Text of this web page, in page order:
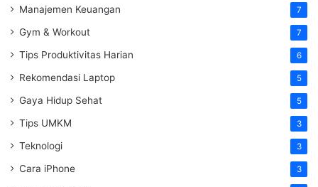
Manajemen Keuangan 7
Gym & Workout 7
Tips Produktivitas Harian 6
Rekomendasi Laptop 5
Gaya Hidup Sehat 5
Tips UMKM 3
Teknologi 3
Cara iPhone 3